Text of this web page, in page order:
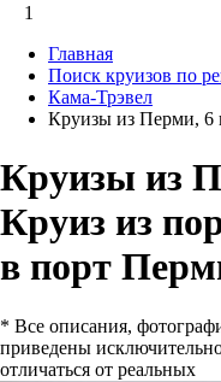
1
Главная
Поиск круизов по
Кама-Трэвел
Круизы из Перми, 6
Круизы из
Круиз из
в порт
* Все описания,
приведены
отличаться от реальных